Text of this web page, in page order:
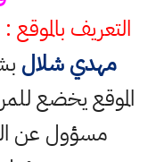
التعريف بالموقع :
مهدي شلال
الموقع يخضع
مسؤول عن